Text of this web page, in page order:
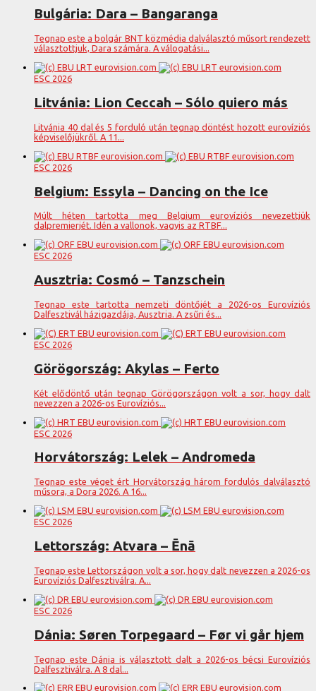
Bulgária: Dara – Bangaranga
Tegnap este a bolgár BNT közmédia dalválasztó műsort rendezett
választottjuk, Dara számára. A válogatási...
ESC 2026
Litvánia: Lion Ceccah – Sólo quiero más
Litvánia 40 dal és 5 forduló után tegnap döntést hozott eurovíziós
képviselőjükről. A 11...
ESC 2026
Belgium: Essyla – Dancing on the Ice
Múlt héten tartotta meg Belgium eurovíziós nevezettjük
dalpremierjét. Idén a vallonok, vagyis az RTBF...
ESC 2026
Ausztria: Cosmó – Tanzschein
Tegnap este tartotta nemzeti döntőjét a 2026-os Eurovíziós
Dalfesztivál házigazdája, Ausztria. A zsűri és...
ESC 2026
Görögország: Akylas – Ferto
Két elődöntő után tegnap Görögországon volt a sor, hogy dalt
nevezzen a 2026-os Eurovíziós...
ESC 2026
Horvátország: Lelek – Andromeda
Tegnap este véget ért Horvátország három fordulós dalválasztó
műsora, a Dora 2026. A 16...
ESC 2026
Lettország: Atvara – Ēnā
Tegnap este Lettországon volt a sor, hogy dalt nevezzen a 2026-os
Eurovíziós Dalfesztiválra. A...
ESC 2026
Dánia: Søren Torpegaard – Før vi går hjem
Tegnap este Dánia is választott dalt a 2026-os bécsi Eurovíziós
Dalfesztiválra. A 8 dal...